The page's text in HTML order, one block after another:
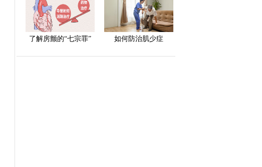
了解房颤的“七宗罪” 如何防治肌少症